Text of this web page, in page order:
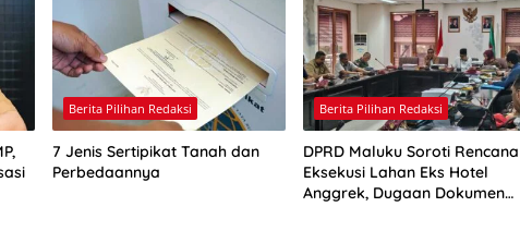
Berita Pilihan Redaksi
7 Jenis Sertipikat Tanah dan
Perbedaannya
Berita Pilihan Redaksi
DPRD Maluku Soroti Rencana
Eksekusi Lahan Eks Hotel
Anggrek, Dugaan Dokumen